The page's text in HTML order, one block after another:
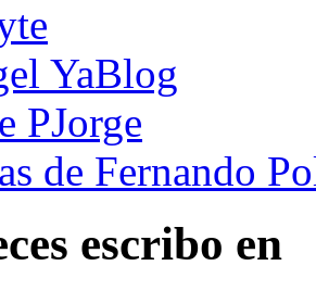
YaBlog
PJorge
de Fernando
escribo en